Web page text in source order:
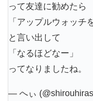
って友達に勧めたら
「アップルウォッチ
と言い出して
「なるほどなー」
ってなりましたね。
— へぃ